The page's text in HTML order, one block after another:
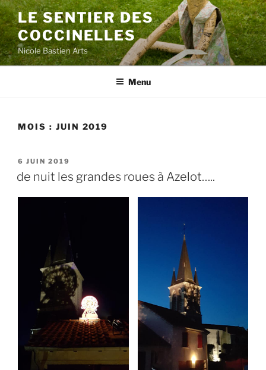
Aller
au
contenu
principal
LE SENTIER DES
COCCINELLES
Nicole Bastien Arts
Menu
MOIS : JUIN 2019
PUBLIÉ
LE
6 JUIN 2019
de nuit les grandes roues à Azelot…..